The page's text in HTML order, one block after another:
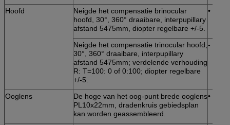
Hoofd
Neigde het compensatie brinocular
hoofd, 30°, 360° draaibare, interpupillary
afstand 5475mm, diopter regelbare +/-5.
•
Neigde het compensatie trinocular hoofd,
30°, 360° draaibare, interpupillary
afstand 5475mm; verdelende verhouding
R: T=100: 0 of 0:100; diopter regelbare
+/-5.
-
Ooglens
De hoge van het oog-punt brede ooglens
PL10x22mm, dradenkruis gebiedsplan
kan worden geassembleerd.
•